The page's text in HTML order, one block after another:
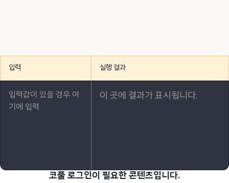
코풀 로그인이 필요한 콘텐츠입니다.
입력 실행 결과
이 곳에 결과가 표시됩니다.